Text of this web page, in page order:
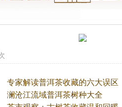
专家解读普洱茶收藏的六大误区
澜沧江流域普洱茶树种大全